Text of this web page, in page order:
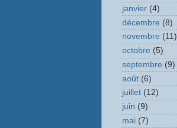
janvier (4)
décembre (8)
novembre (11)
octobre (5)
septembre (9)
août (6)
juillet (12)
juin (9)
mai (7)